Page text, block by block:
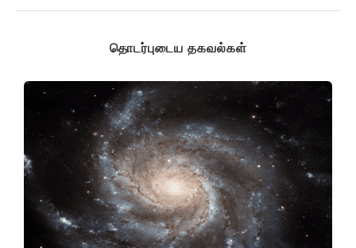
தொடர்புடைய தகவல்கள்